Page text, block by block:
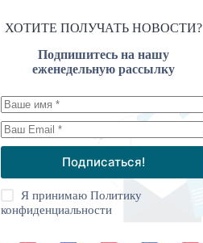
ХОТИТЕ ПОЛУЧАТЬ НОВОСТИ?
Подпишитесь на нашу
еженедельную рассылку
Подписаться!
Я принимаюПолитику
конфиденциальности